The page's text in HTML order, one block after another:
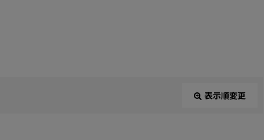
表示順変更
閉じる